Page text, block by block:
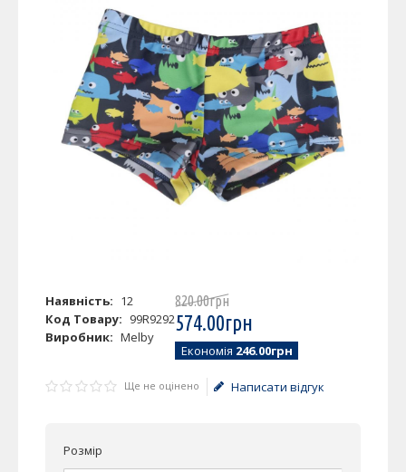
Наявність: 12
Код Товару: 99R9292
Виробник: Melby
820.00грн
574.00грн
Економія 246.00грн
Ще не оцінено Написати відгук
Розмір